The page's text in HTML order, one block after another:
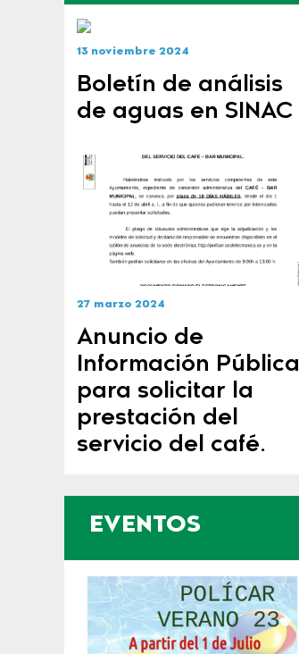
13 noviembre 2024
Boletín de análisis
de aguas en SINAC
27 marzo 2024
Anuncio de
Información Pública
para solicitar la
prestación del
servicio del café.
EVENTOS